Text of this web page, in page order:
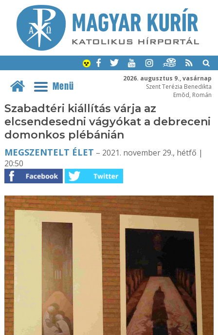
2026. augusztus 9., vasárnap
Szent Terézia Benedikta
Emõd, Román
Menü
Szabadtéri kiállítás várja az
elcsendesedni vágyókat a debreceni
domonkos plébánián
MEGSZENTELT ÉLET – 2021. november 29., hétfő |
20:50